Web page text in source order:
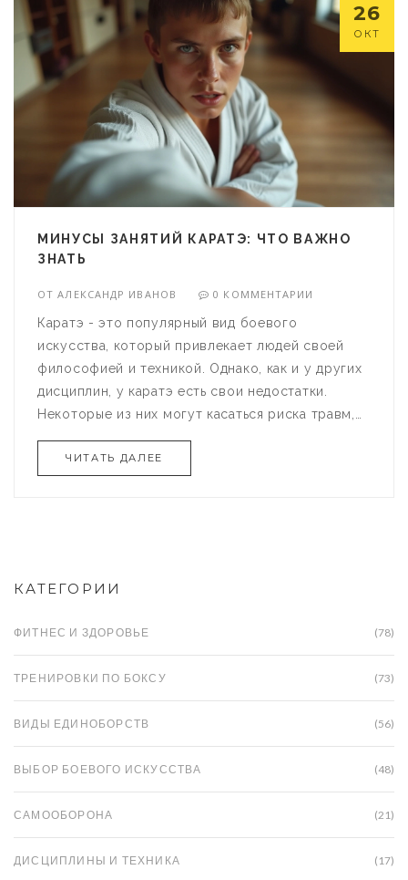
26
ОКТ
МИНУСЫ ЗАНЯТИЙ КАРАТЭ: ЧТО ВАЖНО
ЗНАТЬ
ОТАЛЕКСАНДР ИВАНОВ 0 КОММЕНТАРИИ
Каратэ - это популярный вид боевого
искусства, который привлекает людей своей
философией и техникой. Однако, как и у других
дисциплин, у каратэ есть свои недостатки.
Некоторые из них могут касаться риска травм,
структурированного подхода. Важно понимать
ЧИТАТЬ ДАЛЕЕ
КАТЕГОРИИ
ФИТНЕС И ЗДОРОВЬЕ (78)
ТРЕНИРОВКИ ПО БОКСУ (73)
ВИДЫ ЕДИНОБОРСТВ (56)
ВЫБОР БОЕВОГО ИСКУССТВА (48)
САМООБОРОНА (21)
ДИСЦИПЛИНЫ И ТЕХНИКА (17)